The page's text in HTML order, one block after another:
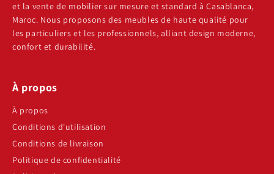
et la vente de mobilier sur mesure et standard à Casablanca,
Maroc. Nous proposons des meubles de haute qualité pour
les particuliers et les professionnels, alliant design moderne,
confort et durabilité.
À propos
À propos
Conditions d'utilisation
Conditions de livraison
Politique de confidentialité